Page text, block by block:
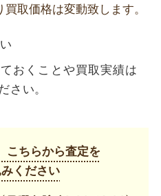
取価格は変動致します。
おくことや買取実績は
さい。
こちらから査定を
ください